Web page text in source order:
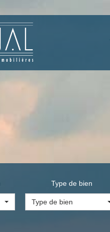
Type de bien
Type de bien